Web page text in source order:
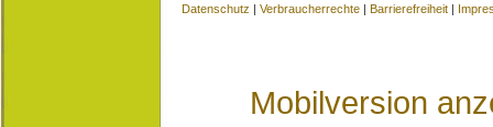
Datenschutz | Verbraucherrechte | Barrierefreiheit |
Mobilversion